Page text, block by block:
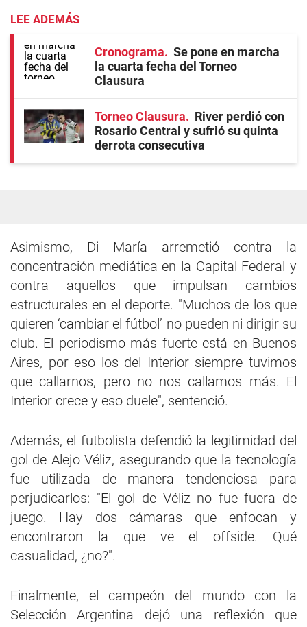
LEE ADEMÁS
Cronograma
Se pone en marcha
la cuarta fecha del Torneo
Clausura
Torneo Clausura
River perdió con
Rosario Central y sufrió su quinta
derrota consecutiva
Asimismo, Di María arremetió contra la
concentración mediática en la Capital Federal y
contra aquellos que impulsan cambios
estructurales en el deporte. "Muchos de los que
quieren ‘cambiar el fútbol’ no pueden ni dirigir su
club. El periodismo más fuerte está en Buenos
Aires, por eso los del Interior siempre tuvimos
que callarnos, pero no nos callamos más. El
Interior crece y eso duele", sentenció.
Además, el futbolista defendió la legitimidad del
gol de Alejo Véliz, asegurando que la tecnología
fue utilizada de manera tendenciosa para
perjudicarlos: "El gol de Véliz no fue fuera de
juego. Hay dos cámaras que enfocan y
encontraron la que ve el offside. Qué
casualidad, ¿no?".
Finalmente, el campeón del mundo con la
Selección Argentina dejó una reflexión que